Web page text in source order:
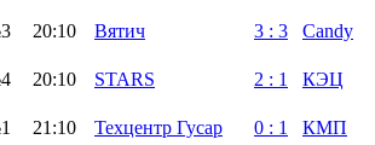
20:10 Вятич 3 : 3
Candy
20:10 STARS 2 : 1
КЭЦ
21:10 Техцентр Гусар 0 : 1
КМП